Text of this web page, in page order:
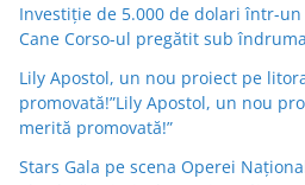
Investiție de 5.000 de dolari într-
Cane Corso-ul pregătit sub
Lily Apostol, un nou proiect pe
promovată!”Lily Apostol, un nou
merită promovată!”
Stars Gala pe scena Operei